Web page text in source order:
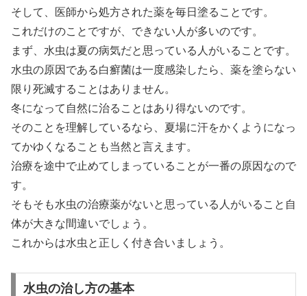
そして、医師から処方された薬を毎日塗ることです。
これだけのことですが、できない人が多いのです。
まず、水虫は夏の病気だと思っている人がいることです。
水虫の原因である白癬菌は一度感染したら、薬を塗らない
限り死滅することはありません。
冬になって自然に治ることはあり得ないのです。
そのことを理解しているなら、夏場に汗をかくようになっ
てかゆくなることも当然と言えます。
治療を途中で止めてしまっていることが一番の原因なので
す。
そもそも水虫の治療薬がないと思っている人がいること自
体が大きな間違いでしょう。
これからは水虫と正しく付き合いましょう。
水虫の治し方の基本